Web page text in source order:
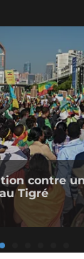
contre
Tigré